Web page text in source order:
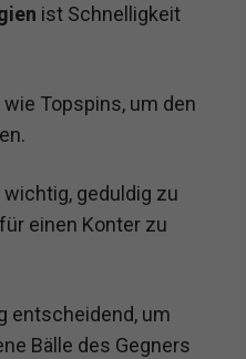
ist Schnelligkeit
Topspins, um den
geduldig zu
einen Konter zu
entscheidend, um
Bälle des Gegners